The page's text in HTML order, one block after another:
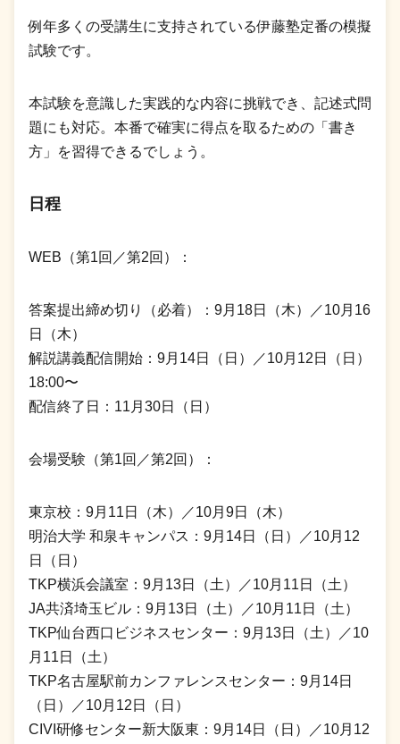
例年多くの受講生に支持されている伊藤塾定番の模擬
試験です。
本試験を意識した実践的な内容に挑戦でき、記述式問
題にも対応。本番で確実に得点を取るための「書き
方」を習得できるでしょう。
日程
WEB（第1回／第2回）：
答案提出締め切り（必着）：9月18日（木）／10月16
日（木）
解説講義配信開始：9月14日（日）／10月12日（日）
18:00〜
配信終了日：11月30日（日）
会場受験（第1回／第2回）：
東京校：9月11日（木）／10月9日（木）
明治大学 和泉キャンパス：9月14日（日）／10月12
日（日）
TKP横浜会議室：9月13日（土）／10月11日（土）
JA共済埼玉ビル：9月13日（土）／10月11日（土）
TKP仙台西口ビジネスセンター：9月13日（土）／10
月11日（土）
TKP名古屋駅前カンファレンスセンター：9月14日
（日）／10月12日（日）
CIVI研修センター新大阪東：9月14日（日）／10月12